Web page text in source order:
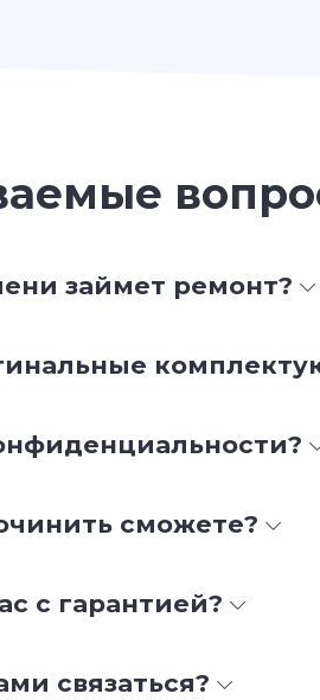
займет ремонт?
сможете?
с гарантией?
связаться?